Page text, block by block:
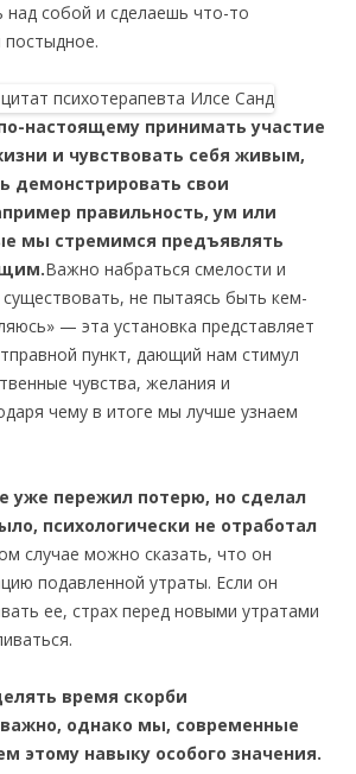
над собой и сделаешь что-то
постыдное.
настоящему принимать участие
и чувствовать себя живым,
демонстрировать свои
правильность, ум или
мы стремимся предъявлять
Важно набраться смелости и
не пытаясь быть кем-
— эта установка представляет
пункт, дающий нам стимул
чувства, желания и
чему в итоге мы лучше узнаем
уже пережил потерю, но сделал
психологически не отработал
случае можно сказать, что он
подавленной утраты. Если он
ее, страх перед новыми утратами
время скорби
однако мы, современные
этому навыку особого значения.